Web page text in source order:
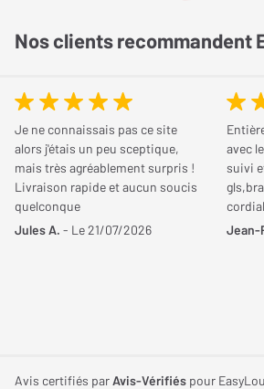
Nos clients recommandent
Je ne connaissais pas ce site
alors j'étais un peu sceptique,
mais très agréablement surpris !
Livraison rapide et aucun soucis
quelconque
Jules A. - Le 21/07/2026
avec
suivi
Jean-
Avis certifiés parAvis-Vérifiés pour